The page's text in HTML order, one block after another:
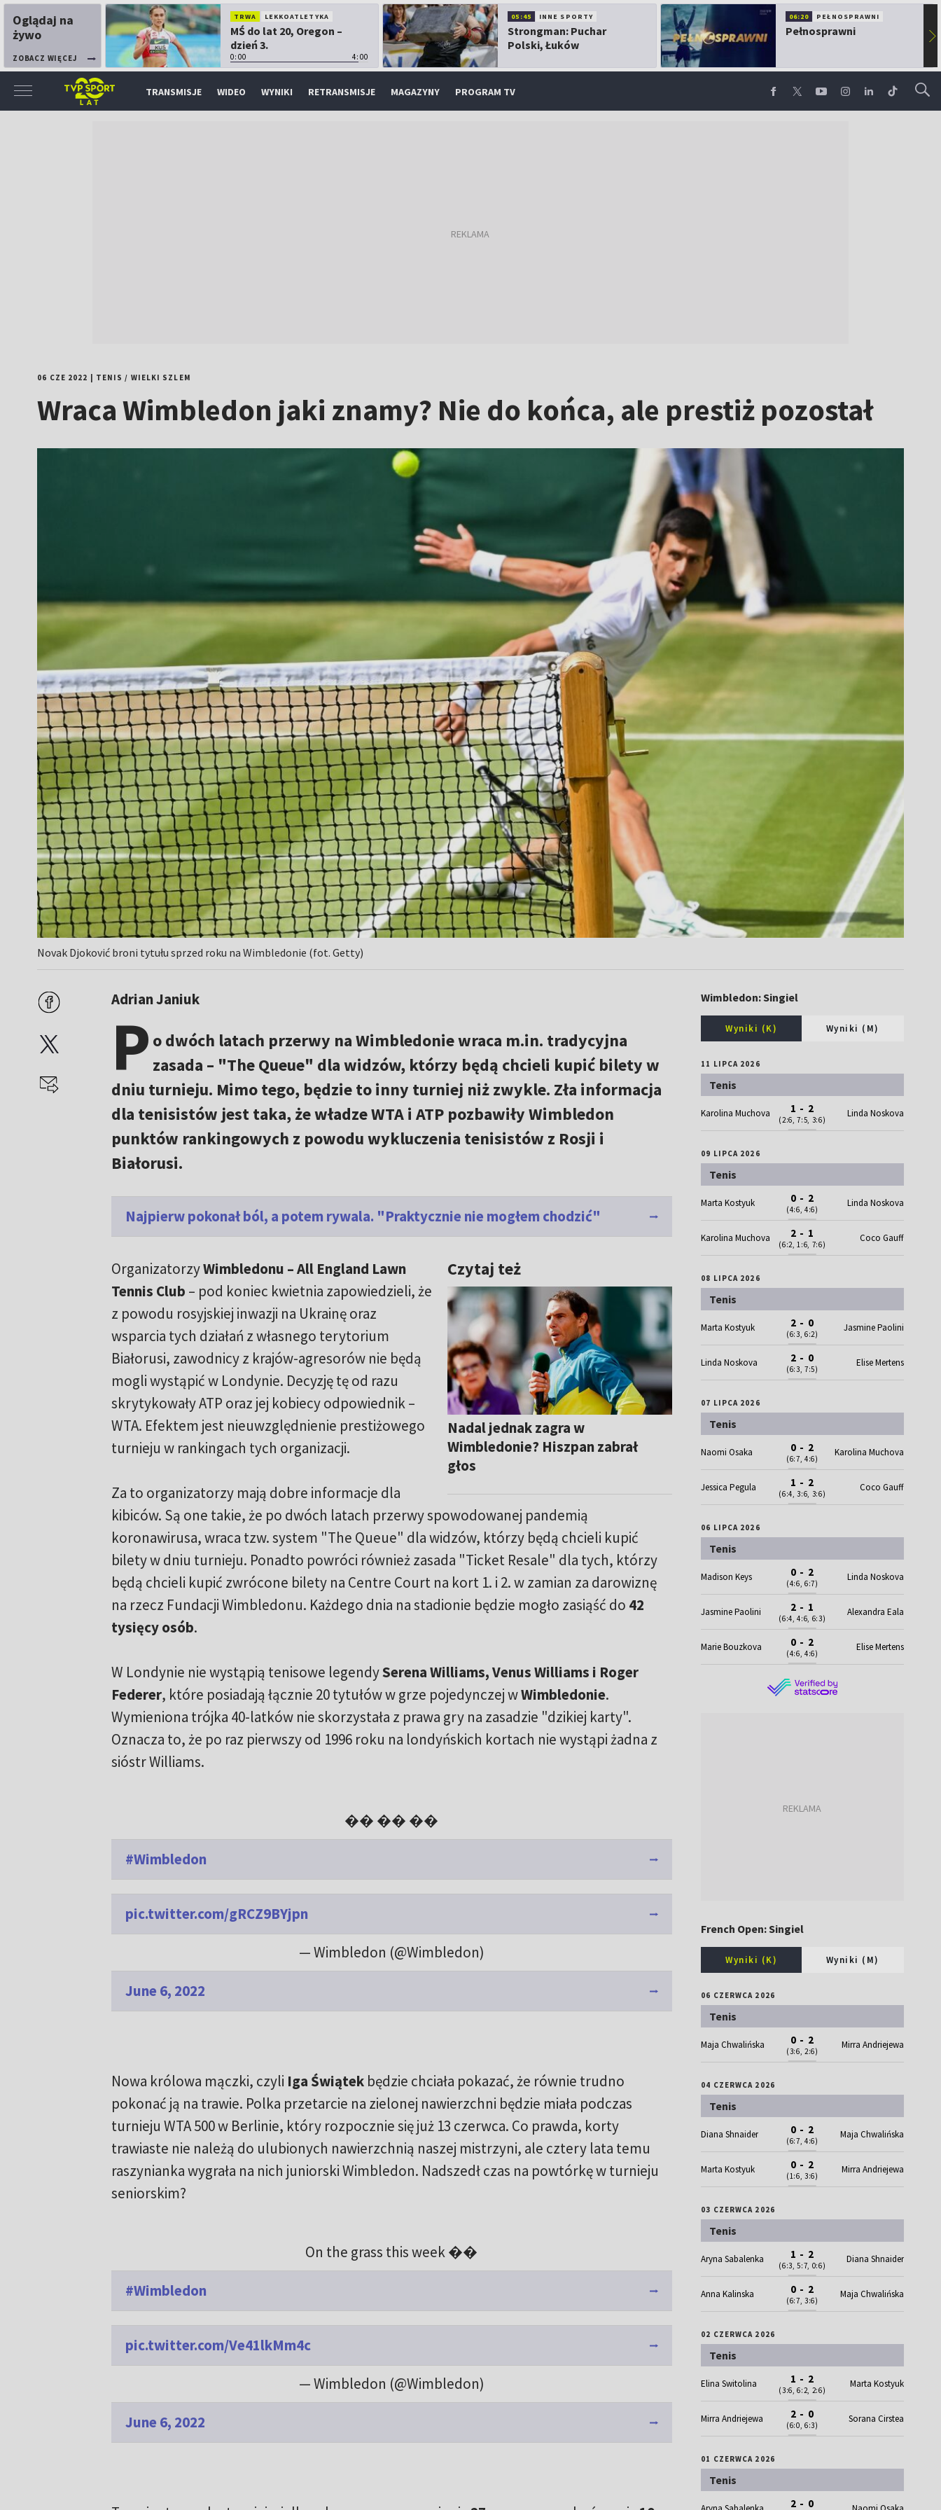
Oglądaj na
żywo
ZOBACZ WIĘCEJ
TRWA LEKKOATLETYKA
MŚ do lat 20, Oregon –
dzień 3.
0:00 4:00
05:45 INNE SPORTY
Strongman: Puchar
Polski, Łuków
06:20 PEŁNOSPRAWNI
Pełnosprawni ▶
TRANSMISJE WIDEO WYNIKI RETRANSMISJE MAGAZYNY PROGRAM TV
06 CZE 2022 TENIS / WIELKI SZLEM
Wraca Wimbledon jaki znamy? Nie do końca, ale prestiż pozostał
Novak Djoković broni tytułu sprzed roku na Wimbledonie (fot. Getty)
Adrian Janiuk
P o dwóch latach przerwy na Wimbledonie wraca m.in. tradycyjna
zasada – "The Queue" dla widzów, którzy będą chcieli kupić bilety w
dniu turnieju. Mimo tego, będzie to inny turniej niż zwykle. Zła informacja
dla tenisistów jest taka, że władze WTA i ATP pozbawiły Wimbledon
punktów rankingowych z powodu wykluczenia tenisistów z Rosji i
Białorusi.
Najpierw pokonał ból, a potem rywala. "Praktycznie nie mogłem chodzić"
Czytaj też
Nadal jednak zagra w
Wimbledonie? Hiszpan zabrał
głos
OrganizatorzyWimbledonu – All England Lawn
Tennis Club – pod koniec kwietnia zapowiedzieli, że
z powodu rosyjskiej inwazji na Ukrainę oraz
wsparcia tych działań z własnego terytorium
Białorusi, zawodnicy z krajów-agresorów nie będą
mogli wystąpić w Londynie. Decyzję tę od razu
skrytykowały ATP oraz jej kobiecy odpowiednik –
WTA. Efektem jest nieuwzględnienie prestiżowego
turnieju w rankingach tych organizacji.
Za to organizatorzy mają dobre informacje dla
kibiców. Są one takie, że po dwóch latach przerwy spowodowanej pandemią
koronawirusa, wraca tzw. system "The Queue" dla widzów, którzy będą chcieli kupić
bilety w dniu turnieju. Ponadto powróci również zasada "Ticket Resale" dla tych, którzy
będą chcieli kupić zwrócone bilety na Centre Court na kort 1. i 2. w zamian za darowiznę
na rzecz Fundacji Wimbledonu. Każdego dnia na stadionie będzie mogło zasiąść do 42
tysięcy osób.
W Londynie nie wystąpią tenisowe legendySerena Williams, Venus Williams i Roger
Federer, które posiadają łącznie 20 tytułów w grze pojedynczej wWimbledonie.
Wymieniona trójka 40-latków nie skorzystała z prawa gry na zasadzie "dzikiej karty".
Oznacza to, że po raz pierwszy od 1996 roku na londyńskich kortach nie wystąpi żadna z
sióstr Williams.
�� �� ��
#Wimbledon
pic.twitter.com/gRCZ9BYjpn
— Wimbledon (@Wimbledon)
June 6, 2022
Nowa królowa mączki, czyli Iga Świątekbędzie chciała pokazać, że równie trudno
pokonać ją na trawie. Polka przetarcie na zielonej nawierzchni będzie miała podczas
turnieju WTA 500 w Berlinie, który rozpocznie się już 13 czerwca. Co prawda, korty
trawiaste nie należą do ulubionych nawierzchnią naszej mistrzyni, ale cztery lata temu
raszynianka wygrała na nich juniorski Wimbledon. Nadszedł czas na powtórkę w turnieju
seniorskim?
On the grass this week ��
#Wimbledon
pic.twitter.com/Ve41lkMm4c
— Wimbledon (@Wimbledon)
June 6, 2022
Wimbledon: Singiel
Wyniki (K) Wyniki (M)
11 LIPCA 2026
Tenis
Karolina Muchova 1 - 2
(2:6, 7:5, 3:6)
Linda Noskova
09 LIPCA 2026
Tenis
Marta Kostyuk 0 - 2
(4:6, 4:6)
Linda Noskova
Karolina Muchova 2 - 1
(6:2, 1:6, 7:6)
Coco Gauff
08 LIPCA 2026
Tenis
Marta Kostyuk 2 - 0
(6:3, 6:2)
Jasmine Paolini
Linda Noskova 2 - 0
(6:3, 7:5)
Elise Mertens
07 LIPCA 2026
Tenis
Naomi Osaka 0 - 2
(6:7, 4:6)
Karolina Muchova
Jessica Pegula 1 - 2
(6:4, 3:6, 3:6)
Coco Gauff
06 LIPCA 2026
Tenis
Madison Keys 0 - 2
(4:6, 6:7)
Linda Noskova
Jasmine Paolini 2 - 1
(6:4, 4:6, 6:3)
Alexandra Eala
Marie Bouzkova 0 - 2
(4:6, 4:6)
Elise Mertens
French Open: Singiel
Wyniki (K) Wyniki (M)
06 CZERWCA 2026
Tenis
Maja Chwalińska 0 - 2
(3:6, 2:6)
Mirra Andriejewa
04 CZERWCA 2026
Tenis
Diana Shnaider 0 - 2
(6:7, 4:6)
Maja Chwalińska
Marta Kostyuk 0 - 2
(1:6, 3:6)
Mirra Andriejewa
03 CZERWCA 2026
Tenis
Aryna Sabalenka 1 - 2
(6:3, 5:7, 0:6)
Diana Shnaider
Anna Kalinska 0 - 2
(6:7, 3:6)
Maja Chwalińska
02 CZERWCA 2026
Tenis
Elina Switolina 1 - 2
(3:6, 6:2, 2:6)
Marta Kostyuk
Mirra Andriejewa 2 - 0
(6:0, 6:3)
Sorana Cirstea
01 CZERWCA 2026
Tenis
2 - 0